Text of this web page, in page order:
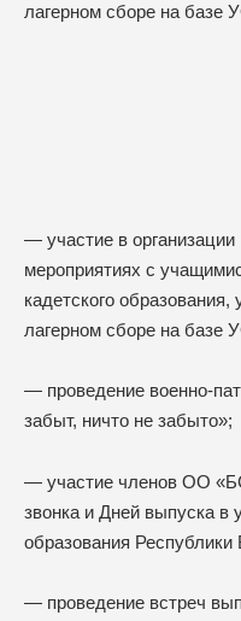
лагерном сборе на базе
— участие в организации
мероприятиях с
кадетского
лагерном сборе на базе
— проведение военно-
забыт, ничто не забыто»;
— участие членов ОО
звонка и Дней выпуска в
образования Республики
— проведение встреч